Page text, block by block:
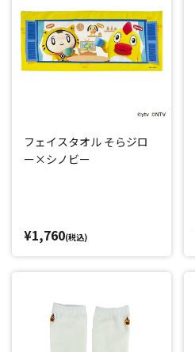
フェイスタオル そらジロ
ー×シノビー
¥1,760(税込)